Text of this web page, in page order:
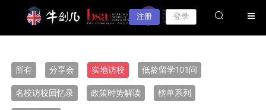
注册 登录
所有 分享会 实地访校 低龄留学101问
名校访校回忆录 政策时势解读 榜单系列